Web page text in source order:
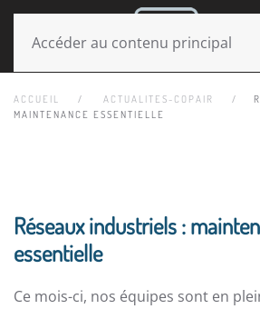
Accéder au contenu principal
ACCUEIL ACTUALITES-COPAIR
MAINTENANCE ESSENTIELLE
Réseaux industriels :
essentielle
Ce mois-ci, nos équipes sont en